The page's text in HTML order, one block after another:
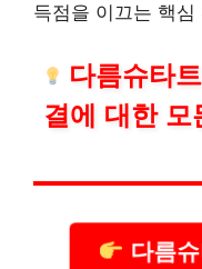
득점을 이끄는 핵
다름슈타
결에 대한 모
다름슈